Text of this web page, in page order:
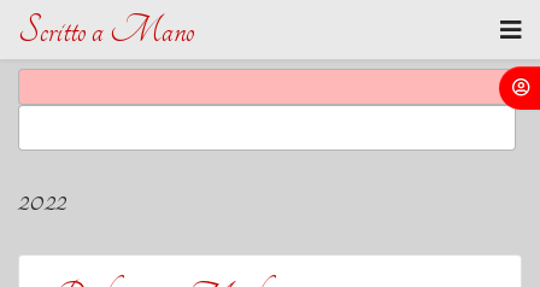
Scritto a Mano
2022